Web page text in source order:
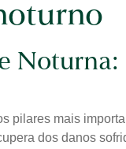
Noturna:
pilares mais
dos danos